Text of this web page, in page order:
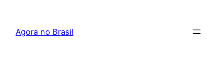
Agora no Brasil